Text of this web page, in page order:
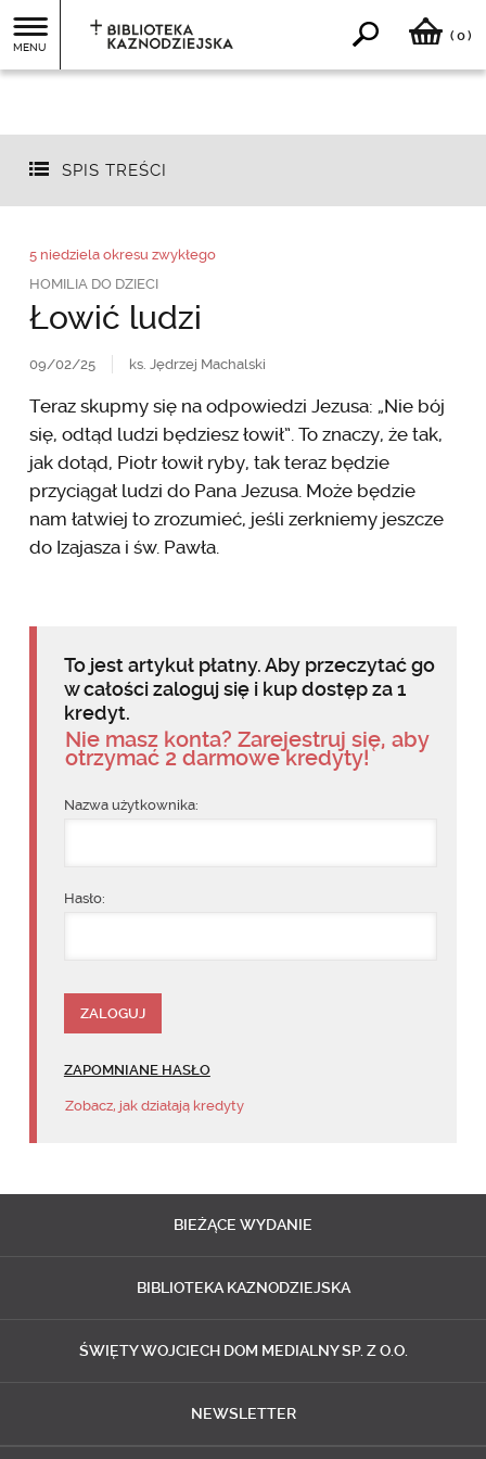
MENU
( 0)
SPIS TREŚCI
5 niedziela okresu zwykłego
HOMILIA DO DZIECI
Łowić ludzi
09/02/25 ks. Jędrzej Machalski
Teraz skupmy się na odpowiedzi Jezusa: „Nie bój
się, odtąd ludzi będziesz łowił”. To znaczy, że tak,
jak dotąd, Piotr łowił ryby, tak teraz będzie
przyciągał ludzi do Pana Jezusa. Może będzie
nam łatwiej to zrozumieć, jeśli zerkniemy jeszcze
do Izajasza i św. Pawła.
To jest artykuł płatny. Aby przeczytać go
w całości zaloguj się i kup dostęp za 1
kredyt.
Nie masz konta? Zarejestruj się, aby
otrzymać 2 darmowe kredyty!
Nazwa użytkownika:
Hasło:
ZAPOMNIANE HASŁO
Zobacz, jak działają kredyty
BIEŻĄCE WYDANIE
BIBLIOTEKA KAZNODZIEJSKA
ŚWIĘTY WOJCIECH DOM MEDIALNY SP. Z O.O.
NEWSLETTER